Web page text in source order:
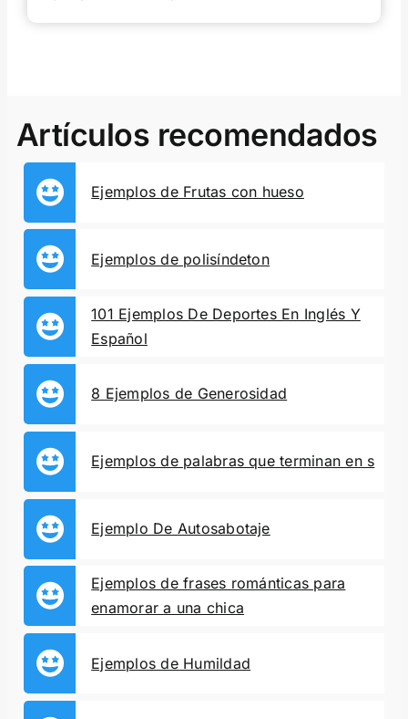
Artículos recomendados
Ejemplos de Frutas con hueso
Ejemplos de polisíndeton
101 Ejemplos De Deportes En Inglés Y
Español
8 Ejemplos de Generosidad
Ejemplos de palabras que terminan en s
Ejemplo De Autosabotaje
Ejemplos de frases románticas para
enamorar a una chica
Ejemplos de Humildad